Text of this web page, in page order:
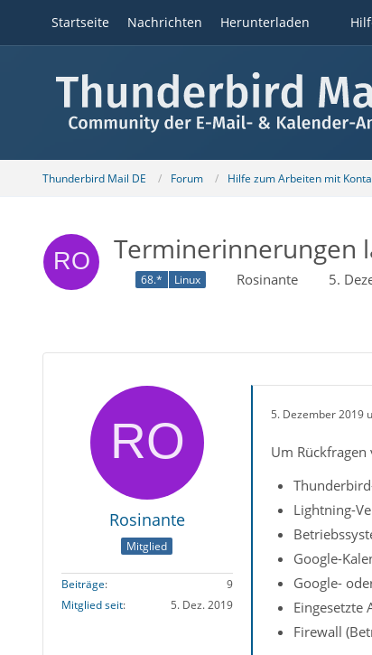
Startseite Nachrichten Herunterladen
Thunderbird Mail DE Forum Hilfe zum Arbeiten mit
Terminerinnerungen
68.* Linux Rosinante 5.
Rosinante
Mitglied
Beiträge
9
Mitglied seit
5. Dez. 2019
5. Dezember 2019
Um
Lightning-
Google-
Google-
Eingesetzte
Firewall